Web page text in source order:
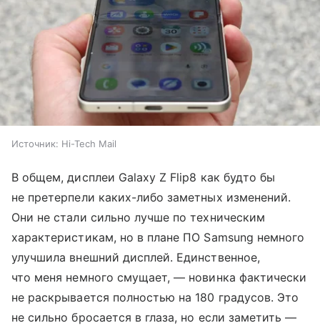
Источник: Hi-Tech Mail
В общем, дисплеи Galaxy Z Flip8 как будто бы
не претерпели каких-либо заметных изменений.
Они не стали сильно лучше по техническим
характеристикам, но в плане ПО Samsung немного
улучшила внешний дисплей. Единственное,
что меня немного смущает, — новинка фактически
не раскрывается полностью на 180 градусов. Это
не сильно бросается в глаза, но если заметить —